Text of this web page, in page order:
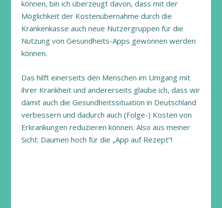
können, bin ich überzeugt davon, dass mit der
Möglichkeit der Kostenübernahme durch die
Krankenkasse auch neue Nutzergruppen für die
Nutzung von Gesundheits-Apps gewonnen werden
können.
Das hilft einerseits den Menschen im Umgang mit
ihrer Krankheit und andererseits glaube ich, dass wir
damit auch die Gesundheitssituation in Deutschland
verbessern und dadurch auch (Folge-) Kosten von
Erkrankungen reduzieren können. Also aus meiner
Sicht: Daumen hoch für die „App auf Rezept“!